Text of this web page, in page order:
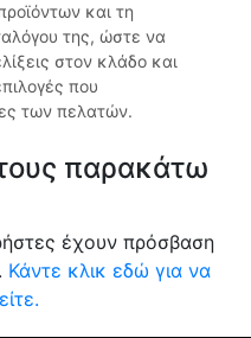
και τη
της, ώστε να
στον κλάδο και
που
των πελατών.
παρακάτω
έχουν πρόσβαση
Κάντε κλικ εδώ για να